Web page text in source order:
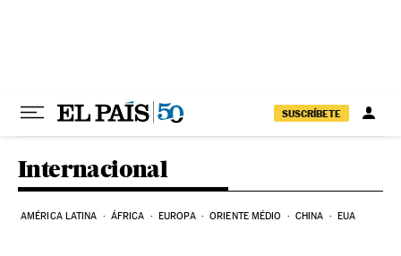
SUSCRÍBETE
Internacional
AMÉRICA LATINA ÁFRICA EUROPA ORIENTE MÉDIO CHINA EUA